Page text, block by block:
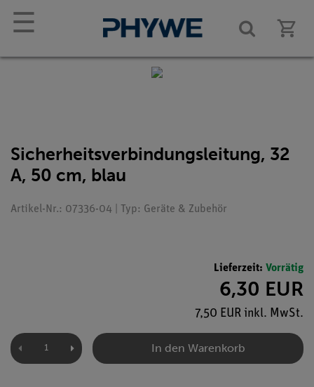
☰
Sicherheitsverbindungsleitung, 32
A, 50 cm, blau
Artikel-Nr.: 07336-04 | Typ: Geräte & Zubehör
Lieferzeit: Vorrätig
6,30 EUR
7,50 EUR inkl. MwSt.
In den Warenkorb